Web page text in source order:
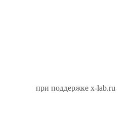
при поддержке x-lab.ru